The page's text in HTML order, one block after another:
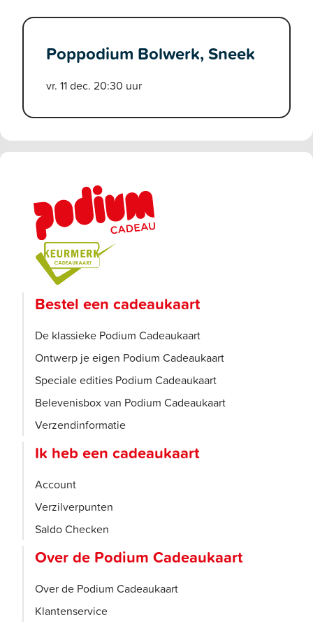
Poppodium Bolwerk, Sneek
vr. 11 dec. 20:30 uur
Bestel een cadeaukaart
De klassieke Podium Cadeaukaart
Ontwerp je eigen Podium Cadeaukaart
Speciale edities Podium Cadeaukaart
Belevenisbox van Podium Cadeaukaart
Verzendinformatie
Ik heb een cadeaukaart
Account
Verzilverpunten
Saldo Checken
Over de Podium Cadeaukaart
Over de Podium Cadeaukaart
Klantenservice